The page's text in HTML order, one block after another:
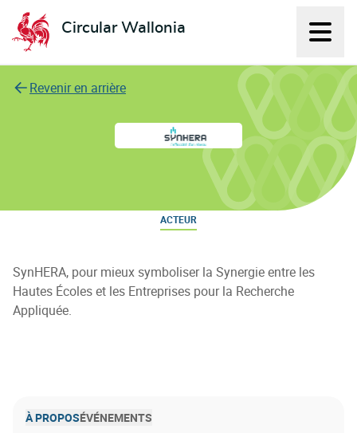
Circular Wallonia
L'économie circulaire
Revenir en arrière
SynHERA
ACTEUR
SynHERA, pour mieux symboliser la Synergie entre les
Hautes Écoles et les Entreprises pour la Recherche
Appliquée.
À PROPOSÉVÉNEMENTS